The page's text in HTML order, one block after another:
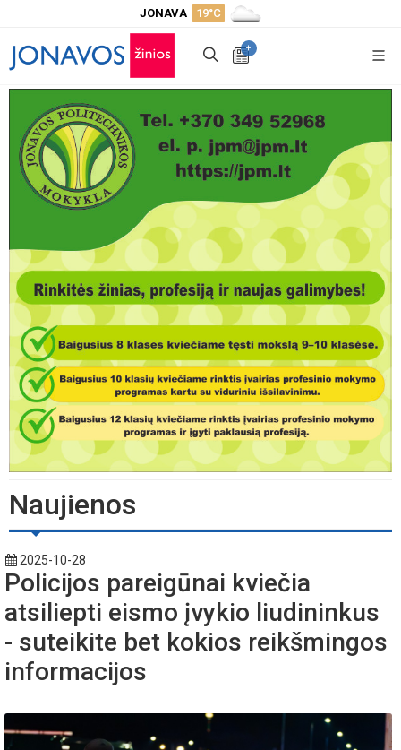
JONAVA 19°C
+
Naujienos
2025-10-28
Policijos pareigūnai kviečia
atsiliepti eismo įvykio liudininkus
- suteikite bet kokios reikšmingos
informacijos